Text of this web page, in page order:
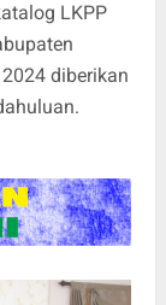
LKPP
diberikan